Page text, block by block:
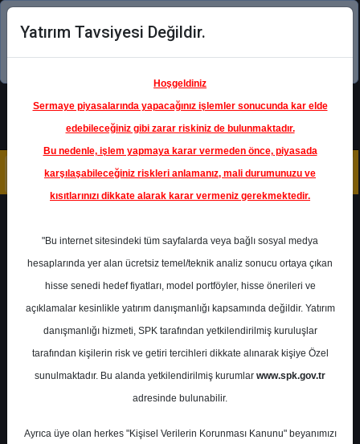
Şimdi uygulamayı indirin!
DESA - DESA DERİ SANAYİ VE
TİCARET A.Ş.
Hedef Fiyat 18.00 ₺
Getiri
%0.00
0 0
Yatırım Tavsiyesi Değildir.
Hoşgeldiniz
Sermaye piyasalarında yapacağınız işlemler sonucunda kar elde
edebileceğiniz gibi zarar riskiniz de bulunmaktadır.
Bu nedenle, işlem yapmaya karar vermeden önce, piyasada
karşılaşabileceğiniz riskleri anlamanız, mali durumunuzu ve
kısıtlarınızı dikkate alarak karar vermeniz gerekmektedir.
"Bu internet sitesindeki tüm sayfalarda veya bağlı sosyal medya
hesaplarında yer alan ücretsiz temel/teknik analiz sonucu ortaya çıkan
hisse senedi hedef fiyatları, model portföyler, hisse önerileri ve
açıklamalar kesinlikle yatırım danışmanlığı kapsamında değildir. Yatırım
danışmanlığı hizmeti, SPK tarafından yetkilendirilmiş kuruluşlar
tarafından kişilerin risk ve getiri tercihleri dikkate alınarak kişiye Özel
sunulmaktadır. Bu alanda yetkilendirilmiş kurumlar www.spk.gov.tr
adresinde bulunabilir.
Ayrıca üye olan herkes "Kişisel Verilerin Korunması Kanunu" beyanımızı